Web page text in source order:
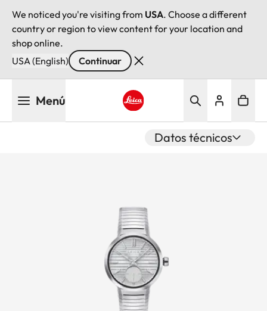
We noticed you're visiting from USA. Choose a different
country or region to view content for your location and
shop online.
USA (English)
Continuar
Menú
Datos técnicos